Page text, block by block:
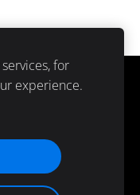
Latvijā.
for
experience.